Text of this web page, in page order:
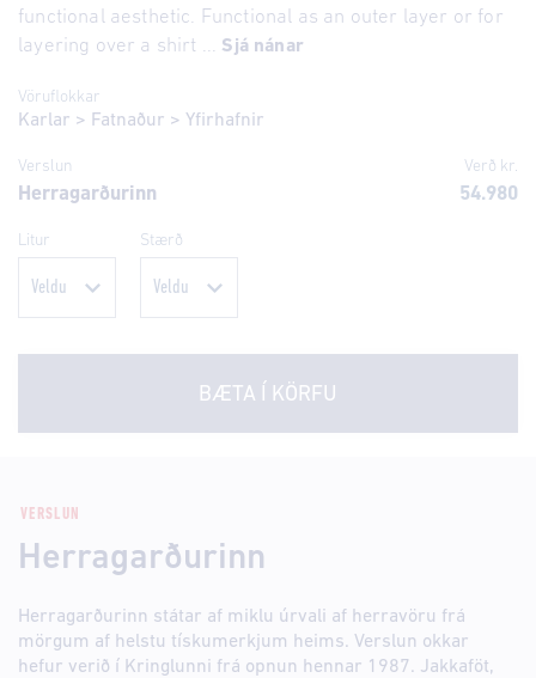
functional aesthetic. Functional as an outer layer or for
layering over a shirt ... Sjá nánar
Vöruflokkar
Karlar > Fatnaður > Yfirhafnir
Verslun Verð kr.
Herragarðurinn 54.980
Litur Stærð
BÆTA Í KÖRFU
VERSLUN
Herragarðurinn
Herragarðurinn státar af miklu úrvali af herravöru frá
mörgum af helstu tískumerkjum heims. Verslun okkar
hefur verið í Kringlunni frá opnun hennar 1987. Jakkaföt,